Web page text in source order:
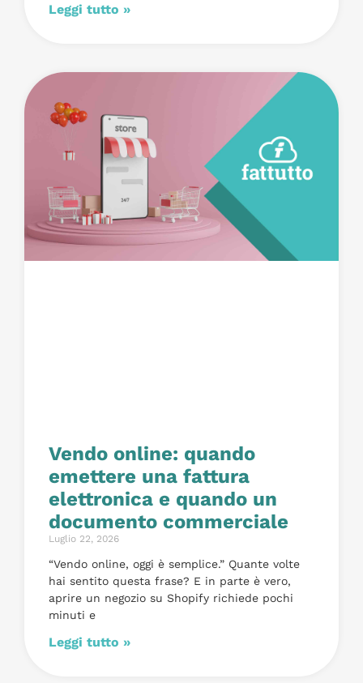
Leggi tutto »
Vendo online: quando
emettere una fattura
elettronica e quando un
documento commerciale
Luglio 22, 2026
“Vendo online, oggi è semplice.” Quante volte
hai sentito questa frase? E in parte è vero,
aprire un negozio su Shopify richiede pochi
minuti e
Leggi tutto »